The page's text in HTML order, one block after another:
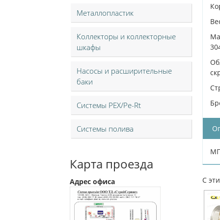
Металлопластик
Коллекторы и коллекторные
шкафы
Насосы и расширительные
баки
Системы PEX/Pe-Rt
Системы полива
Карта проезда
Адрес офиса С